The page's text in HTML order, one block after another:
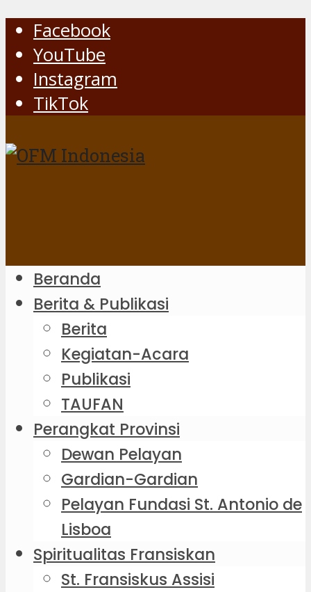
Facebook
YouTube
Instagram
TikTok
Beranda
Berita & Publikasi
Berita
Kegiatan-Acara
Publikasi
TAUFAN
Perangkat Provinsi
Dewan Pelayan
Gardian-Gardian
Pelayan Fundasi St. Antonio de
Lisboa
Spiritualitas Fransiskan
St. Fransiskus Assisi